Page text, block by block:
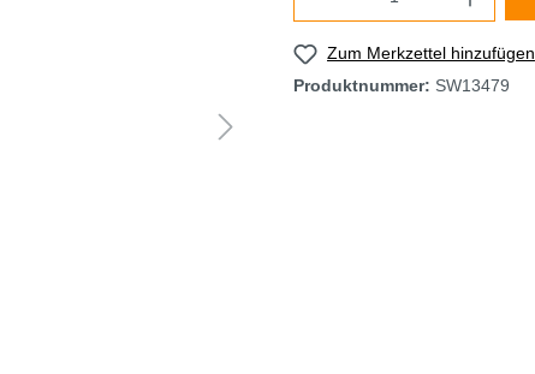
Zum Merkzettel hinzufügen
Produktnummer: SW13479